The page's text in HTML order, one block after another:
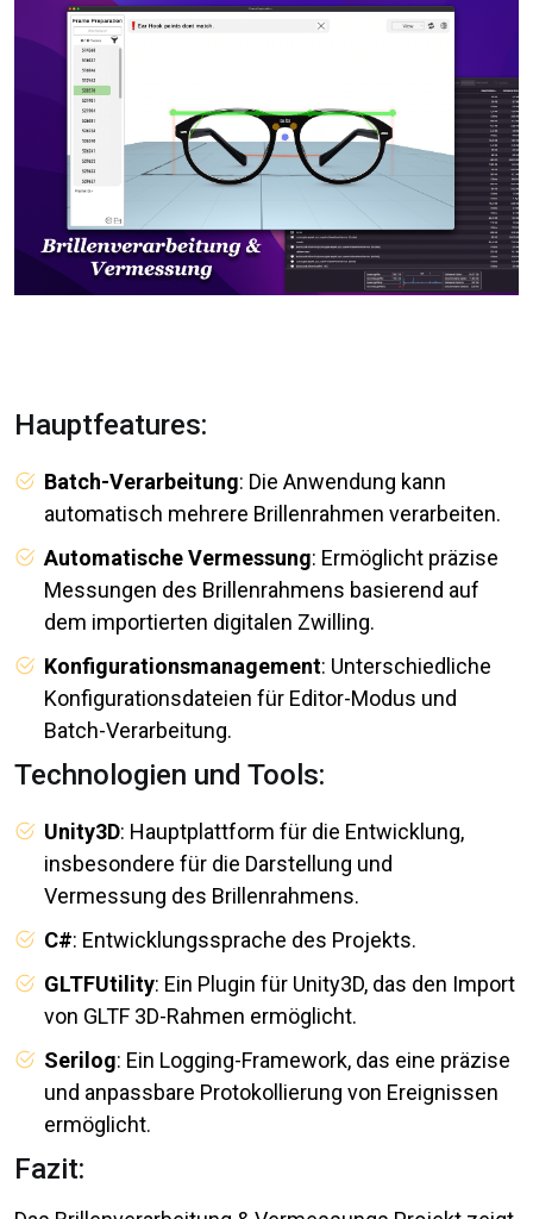
Hauptfeatures:
Batch-Verarbeitung: Die Anwendung kann
automatisch mehrere Brillenrahmen verarbeiten.
Automatische Vermessung: Ermöglicht präzise
Messungen des Brillenrahmens basierend auf
dem importierten digitalen Zwilling.
Konfigurationsmanagement: Unterschiedliche
Konfigurationsdateien für Editor-Modus und
Batch-Verarbeitung.
Technologien und Tools:
Unity3D: Hauptplattform für die Entwicklung,
insbesondere für die Darstellung und
Vermessung des Brillenrahmens.
C#: Entwicklungssprache des Projekts.
GLTFUtility: Ein Plugin für Unity3D, das den Import
von GLTF 3D-Rahmen ermöglicht.
Serilog: Ein Logging-Framework, das eine präzise
und anpassbare Protokollierung von Ereignissen
ermöglicht.
Fazit: